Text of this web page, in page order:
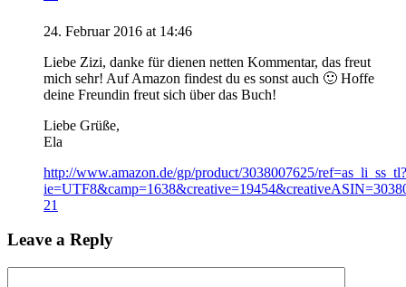
24. Februar 2016 at 14:46
Liebe Zizi, danke für dienen netten Kommentar, das freut
mich sehr! Auf Amazon findest du es sonst auch 🙂 Hoffe
deine Freundin freut sich über das Buch!
Liebe Grüße,
Ela
http://www.amazon.de/gp/product/3038007625/ref=as_li_ss_tl?
21
Leave a Reply